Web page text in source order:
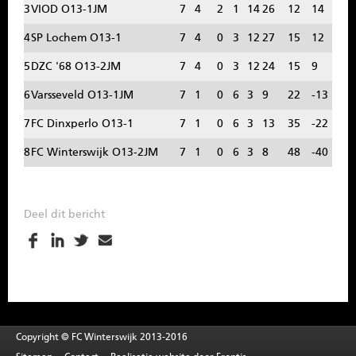
SPONSOREN
MENU
3VIOD O13-1JM 7 4 2 1 14 26 12 14
4SP Lochem O13-1 7 4 0 3 12 27 15 12
5 DZC '68 O13-2JM 7 4 0 3 12 24 15 9
6Varsseveld O13-1JM 7 1 0 6 3 9 22 -13
7 FC Dinxperlo O13-1 7 1 0 6 3 13 35 -22
8 FC Winterswijk O13-2JM 7 1 0 6 3 8 48 -40
Deel dit bericht
Copyright © FC Winterswijk 2013-2016